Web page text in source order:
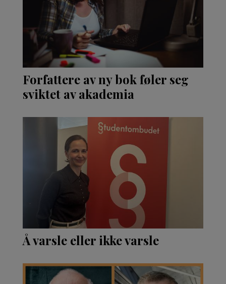
Forfattere av ny bok føler seg
sviktet av akademia
Å varsle eller ikke varsle